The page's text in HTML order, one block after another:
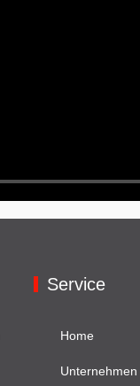
Service
Home
Unternehmen